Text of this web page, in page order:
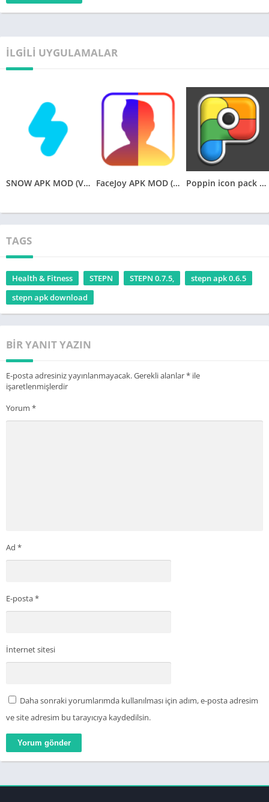
Users equip themselves with NFTs in the form of sneakers. By
walking, jogging or running outdoors, users will collect GSTs
stepn apk 0.6.5
stepn apkmirror
İLGILI UYGULAMALAR
SNOW APK MOD (VIP Unlocked) v12.1.2 FaceJoy APK MOD (Premium Unlocked) v1.0.9.0 Poppin icon pack APK v2.4.8 (Patched)
TAGS
Health & Fitness STEPN STEPN 0.7.5,
stepn apk 0.6.5
stepn apk download
BIR YANIT YAZIN
E-posta adresiniz yayınlanmayacak.Gerekli alanlar* ile
işaretlenmişlerdir
Yorum *
Ad *
E-posta*
İnternet sitesi
Daha sonraki yorumlarımda kullanılması için adım, e-posta adresim
ve site adresim bu tarayıcıya kaydedilsin.